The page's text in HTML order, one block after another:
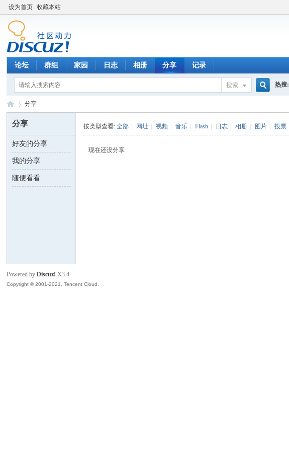
设为首页 收藏本站
论坛 群组 家园 日志 相册 分享 记录
搜索 热搜:
数 ›
分享
分享
好友的分享
我的分享
随便看看
按类型查看:全部 网址 视频 音乐 Flash 日志 相册 图片 投票
现在还没分享
Powered byDiscuz! X3.4
Copyright © 2001-2021, Tencent Cloud.